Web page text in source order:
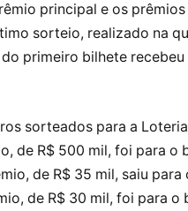
principal e os prêmios
sorteio, realizado na
primeiro bilhete recebeu
sorteados para a
de R$ 500 mil, foi para o
de R$ 35 mil, saiu para
de R$ 30 mil, foi para o